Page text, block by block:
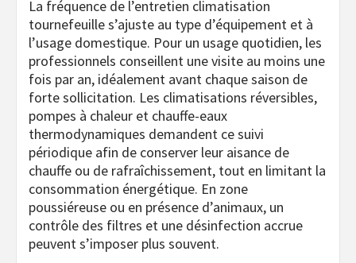
La fréquence de l’entretien climatisation
tournefeuille s’ajuste au type d’équipement et à
l’usage domestique. Pour un usage quotidien, les
professionnels conseillent une visite au moins une
fois par an, idéalement avant chaque saison de
forte sollicitation. Les climatisations réversibles,
pompes à chaleur et chauffe-eaux
thermodynamiques demandent ce suivi
périodique afin de conserver leur aisance de
chauffe ou de rafraîchissement, tout en limitant la
consommation énergétique. En zone
poussiéreuse ou en présence d’animaux, un
contrôle des filtres et une désinfection accrue
peuvent s’imposer plus souvent.